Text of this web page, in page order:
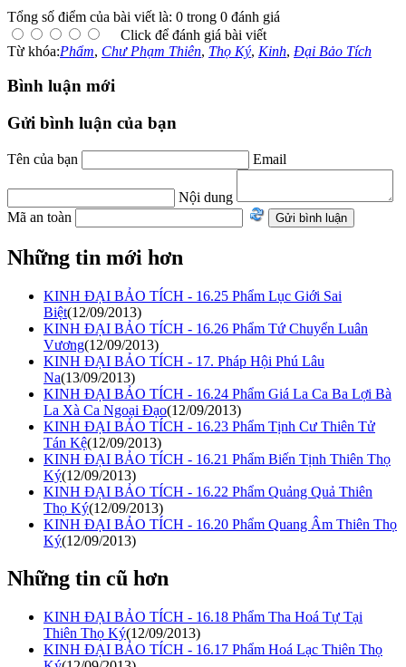
Tổng số điểm của bài viết là: 0 trong 0 đánh giá
Click để đánh giá bài viết
Từ khóa:Phẩm, Chư Phạm Thiên, Thọ Ký, Kinh, Đại Bảo Tích
Bình luận mới
Gửi bình luận của bạn
Tên của bạn Email
Nội dung
Mã an toàn
Những tin mới hơn
KINH ĐẠI BẢO TÍCH - 16.25 Phẩm Lục Giới Sai
Biệt(12/09/2013)
KINH ĐẠI BẢO TÍCH - 16.26 Phẩm Tứ Chuyển Luân
Vương(12/09/2013)
KINH ĐẠI BẢO TÍCH - 17. Pháp Hội Phú Lâu
Na(13/09/2013)
KINH ĐẠI BẢO TÍCH - 16.24 Phẩm Giá La Ca Ba Lợi Bà
La Xà Ca Ngoại Đạo(12/09/2013)
KINH ĐẠI BẢO TÍCH - 16.23 Phẩm Tịnh Cư Thiên Tử
Tán Kệ(12/09/2013)
KINH ĐẠI BẢO TÍCH - 16.21 Phẩm Biến Tịnh Thiên Thọ
Ký(12/09/2013)
KINH ĐẠI BẢO TÍCH - 16.22 Phẩm Quảng Quả Thiên
Thọ Ký(12/09/2013)
KINH ĐẠI BẢO TÍCH - 16.20 Phẩm Quang Âm Thiên Thọ
Ký(12/09/2013)
Những tin cũ hơn
KINH ĐẠI BẢO TÍCH - 16.18 Phẩm Tha Hoá Tự Tại
Thiên Thọ Ký(12/09/2013)
KINH ĐẠI BẢO TÍCH - 16.17 Phẩm Hoá Lạc Thiên Thọ